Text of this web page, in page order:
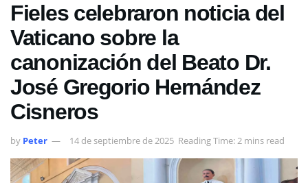
Fieles celebraron noticia del
Vaticano sobre la
canonización del Beato Dr.
José Gregorio Hernández
Cisneros
by Peter 14 de septiembre de 2025 Reading Time: 2 mins read